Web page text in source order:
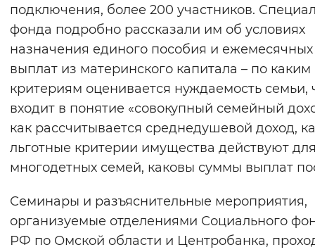
подключения, более 200 участников.
фонда подробно рассказали им об условиях
назначения единого пособия и ежемесячных
выплат из материнского капитала – по каким
критериям оценивается нуждаемость семьи,
входит в понятие «совокупный семейный
как рассчитывается среднедушевой доход,
льготные критерии имущества действуют
многодетных семей, каковы суммы выплат
Семинары и разъяснительные мероприятия,
организуемые отделениями Социального
РФ по Омской области и Центробанка,